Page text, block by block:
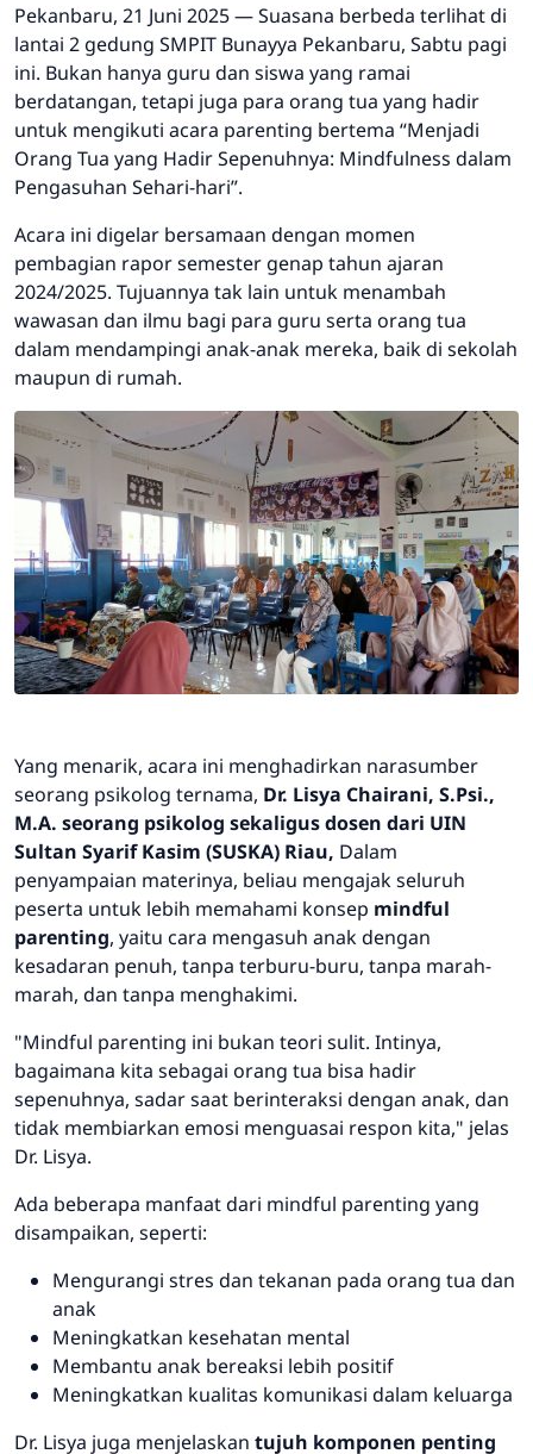
Pekanbaru, 21 Juni 2025— Suasana berbeda terlihat di
lantai 2 gedung SMPIT Bunayya Pekanbaru, Sabtu pagi
ini. Bukan hanya guru dan siswa yang ramai
berdatangan, tetapi juga para orang tua yang hadir
untuk mengikuti acara parenting bertema “Menjadi
Orang Tua yang Hadir Sepenuhnya: Mindfulness dalam
Pengasuhan Sehari-hari”.
Acara ini digelar bersamaan dengan momen
pembagian rapor semester genap tahun ajaran
2024/2025. Tujuannya tak lain untuk menambah
wawasan dan ilmu bagi para guru serta orang tua
dalam mendampingi anak-anak mereka, baik di sekolah
maupun di rumah.
Yang menarik, acara ini menghadirkan narasumber
seorang psikolog ternama, Dr. Lisya Chairani, S.Psi.,
M.A. seorang psikolog sekaligus dosen dari UIN
Sultan Syarif Kasim (SUSKA) Riau, Dalam
penyampaian materinya, beliau mengajak seluruh
peserta untuk lebih memahami konsep mindful
parenting, yaitu cara mengasuh anak dengan
kesadaran penuh, tanpa terburu-buru, tanpa marah-
marah, dan tanpa menghakimi.
"Mindful parenting ini bukan teori sulit. Intinya,
bagaimana kita sebagai orang tua bisa hadir
sepenuhnya, sadar saat berinteraksi dengan anak, dan
tidak membiarkan emosi menguasai respon kita," jelas
Dr. Lisya.
Ada beberapa manfaat dari mindful parenting yang
disampaikan, seperti:
Mengurangi stres dan tekanan pada orang tua dan
anak
Meningkatkan kesehatan mental
Membantu anak bereaksi lebih positif
Meningkatkan kualitas komunikasi dalam keluarga
Dr. Lisya juga menjelaskan tujuh komponen penting